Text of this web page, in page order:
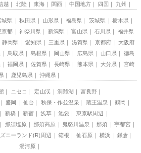
越 北陸 東海 関西 中国地方 四国 九州
城県 秋田県 山形県 福島県 茨城県
栃木県
京都 神奈川県 新潟県 富山県 石川県
福井県
静岡県 愛知県 三重県 滋賀県 京都府
大阪府
鳥取県 島根県 岡山県 広島県 山口県
徳島
福岡県 佐賀県 長崎県 熊本県 大分県
宮崎
鹿児島県 沖縄県
ニセコ 定山渓 洞爺湖
富良野
盛岡 仙台 秋保・作並温泉 蔵王温泉
鶴岡
新橋 新宿 浅草 池袋
東京駅周辺
那須塩原 那須高原 鬼怒川温泉 那須
宇都宮
ニーランド(R)周辺 箱根 仙石原 横浜
鎌倉
湯河原